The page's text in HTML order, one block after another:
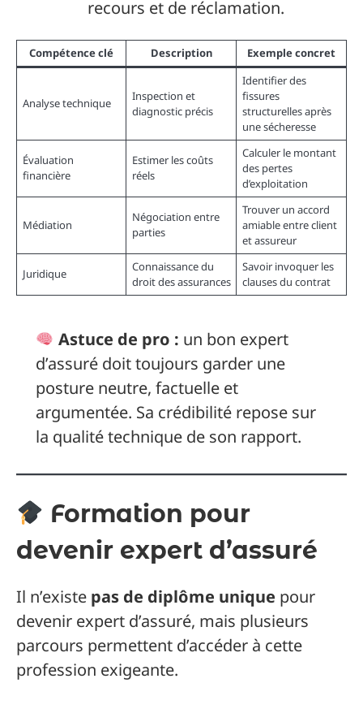
recours et de réclamation.
Compétence clé Description Exemple concret
Analyse technique
Inspection et
diagnostic précis
Identifier des
fissures
structurelles après
une sécheresse
Évaluation
financière
Estimer les coûts
réels
Calculer le montant
des pertes
d’exploitation
Médiation
Négociation entre
parties
Trouver un accord
amiable entre client
et assureur
Juridique
Connaissance du
droit des assurances
Savoir invoquer les
clauses du contrat
Astuce de pro : un bon expert
d’assuré doit toujours garder une
posture neutre, factuelle et
argumentée. Sa crédibilité repose sur
la qualité technique de son rapport.
Formation pour
devenir expert d’assuré
Il n’existe pas de diplôme unique pour
devenir expert d’assuré, mais plusieurs
parcours permettent d’accéder à cette
profession exigeante.